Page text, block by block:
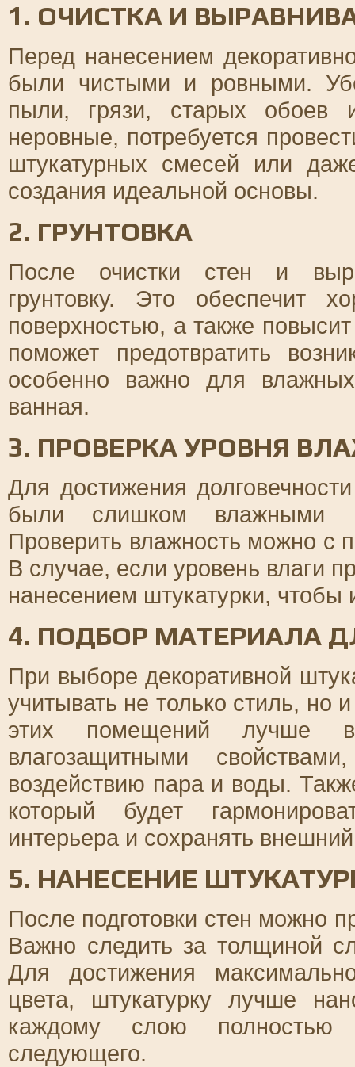
1. ОЧИСТКА И
Перед нанесением
были чистыми и ровными.
пыли, грязи, старых обоев
неровные, потребуется
штукатурных смесей или
создания идеальной основы.
2. ГРУНТОВКА
После очистки стен и
грунтовку. Это обеспечит
поверхностью, а также
поможет предотвратить
особенно важно для
ванная.
3. ПРОВЕРКА УРОВНЯ
Для достижения
были слишком влажными
Проверить влажность можно с
В случае, если уровень влаги
нанесением штукатурки, чтобы
4. ПОДБОР МАТЕРИАЛА
При выборе декоративной
учитывать не только стиль, но
этих помещений лучше
влагозащитными
воздействию пара и воды.
который будет
интерьера и сохранять
5. НАНЕСЕНИЕ
После подготовки стен можно
Важно следить за толщиной
Для достижения
цвета, штукатурку лучше
каждому слою полностью
следующего.